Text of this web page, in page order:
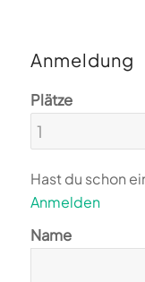
Anmeldung
Plätze
Hast du schon
Anmelden
Name